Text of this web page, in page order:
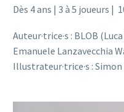
Dès 4 ans | 3 à 5 joueurs |
Auteur·trice·s : BLOB
Emanuele Lanzavecchia
Illustrateur·trice·s : Simon